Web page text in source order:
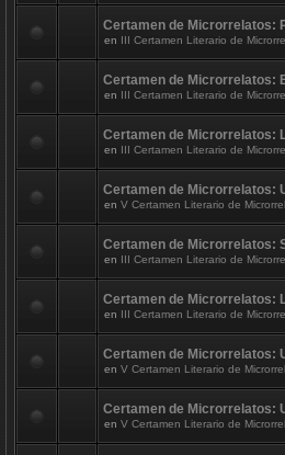
Certamen de Microrrelatos:
en III Certamen Literario de
Certamen de Microrrelatos:
en III Certamen Literario de
Certamen de Microrrelatos:
en III Certamen Literario de
Certamen de Microrrelatos:
en V Certamen Literario de
Certamen de Microrrelatos:
en III Certamen Literario de
Certamen de Microrrelatos:
en III Certamen Literario de
Certamen de Microrrelatos:
en V Certamen Literario de
Certamen de Microrrelatos:
en V Certamen Literario de